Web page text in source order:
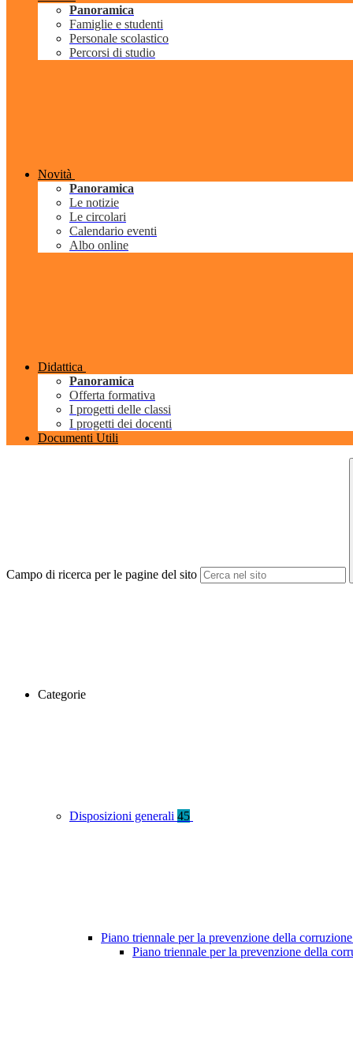
Panoramica
Famiglie e studenti
Personale scolastico
Percorsi di studio
Novità
Panoramica
Le notizie
Le circolari
Calendario eventi
Albo online
Didattica
Panoramica
Offerta formativa
I progetti delle classi
I progetti dei docenti
Documenti Utili
Campo di ricerca per le pagine del sito
Categorie
Disposizioni generali 45
Piano triennale per la prevenzione della
Piano triennale per la prevenzione della